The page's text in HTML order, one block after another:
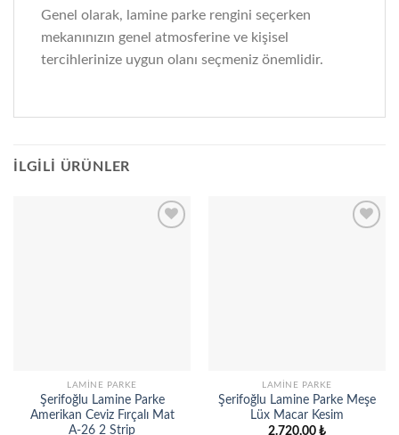
Genel olarak, lamine parke rengini seçerken
mekanınızın genel atmosferine ve kişisel
tercihlerinize uygun olanı seçmeniz önemlidir.
İLGILI ÜRÜNLER
LAMINE PARKE
Şerifoğlu Lamine Parke
Amerikan Ceviz Fırçalı Mat
A-26 2 Strip
LAMINE PARKE
Şerifoğlu Lamine Parke Meşe
Lüx Macar Kesim
2.720,00 ₺